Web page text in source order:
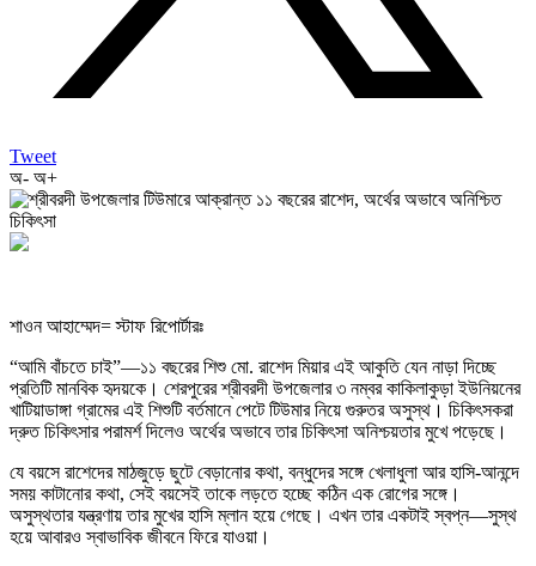
Tweet
অ- অ+
শাওন আহাম্মেদ= স্টাফ রিপোর্টারঃ
“আমি বাঁচতে চাই”—১১ বছরের শিশু মো. রাশেদ মিয়ার এই আকুতি যেন নাড়া দিচ্ছে
প্রতিটি মানবিক হৃদয়কে। শেরপুরের শ্রীবরদী উপজেলার ৩ নম্বর কাকিলাকুড়া ইউনিয়নের
খাটিয়াডাঙ্গা গ্রামের এই শিশুটি বর্তমানে পেটে টিউমার নিয়ে গুরুতর অসুস্থ। চিকিৎসকরা
দ্রুত চিকিৎসার পরামর্শ দিলেও অর্থের অভাবে তার চিকিৎসা অনিশ্চয়তার মুখে পড়েছে।
যে বয়সে রাশেদের মাঠজুড়ে ছুটে বেড়ানোর কথা, বন্ধুদের সঙ্গে খেলাধুলা আর হাসি-আনন্দে
সময় কাটানোর কথা, সেই বয়সেই তাকে লড়তে হচ্ছে কঠিন এক রোগের সঙ্গে।
অসুস্থতার যন্ত্রণায় তার মুখের হাসি ম্লান হয়ে গেছে। এখন তার একটাই স্বপ্ন—সুস্থ
হয়ে আবারও স্বাভাবিক জীবনে ফিরে যাওয়া।